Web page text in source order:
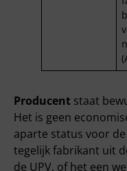
Producent staat
Het is geen
aparte status voor
tegelijk fabrikant uit
de UPV, of het een